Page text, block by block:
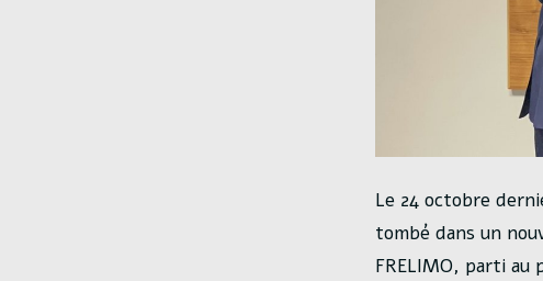
Le 24 octobre
tombé dans un
FRELIMO, parti au